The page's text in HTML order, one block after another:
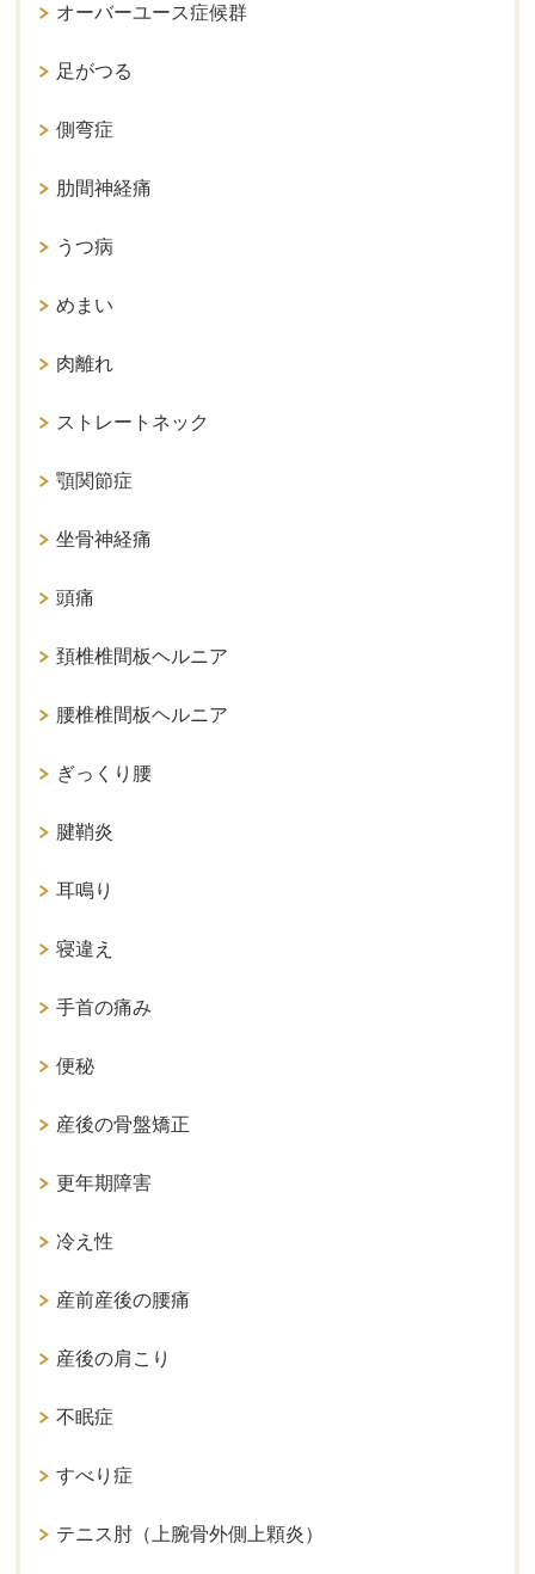
オーバーユース症候群
足がつる
側弯症
肋間神経痛
うつ病
めまい
肉離れ
ストレートネック
顎関節症
坐骨神経痛
頭痛
頚椎椎間板ヘルニア
腰椎椎間板ヘルニア
ぎっくり腰
腱鞘炎
耳鳴り
寝違え
手首の痛み
便秘
産後の骨盤矯正
更年期障害
冷え性
産前産後の腰痛
産後の肩こり
不眠症
すべり症
テニス肘（上腕骨外側上顆炎）